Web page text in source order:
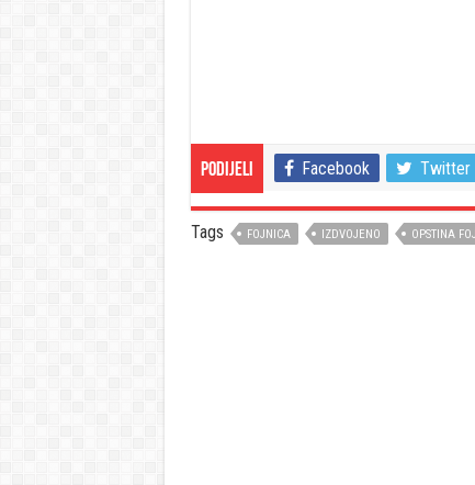
Podijeli Facebook Twitter
Tags FOJNICA IZDVOJENO OPSTINA